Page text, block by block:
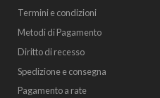
Termini e condizioni
Metodi di Pagamento
Diritto di recesso
Spedizione e consegna
Pagamento a rate